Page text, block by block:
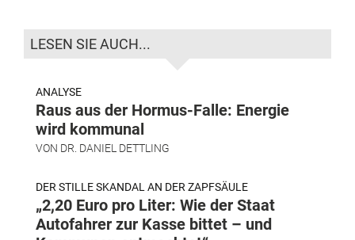
LESEN SIE AUCH...
ANALYSE
Raus aus der Hormus-Falle: Energie
wird kommunal
VON DR. DANIEL DETTLING
DER STILLE SKANDAL AN DER ZAPFSÄULE
„2,20 Euro pro Liter: Wie der Staat
Autofahrer zur Kasse bittet – und